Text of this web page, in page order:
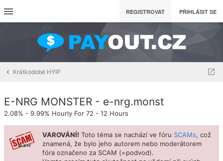
REGISTROVAT PŘIHLÁSIT SE
Krátkodobé HYIP
E-NRG MONSTER - e-nrg.monst
2.08% - 9.99% Hourly For 72 - 12 Hours
VAROVÁNÍ! Toto téma se nachází ve fóru SCAMs, což
znamená, že bylo jeho autorem nebo moderátorem
fóra označeno za SCAM (=podvod).